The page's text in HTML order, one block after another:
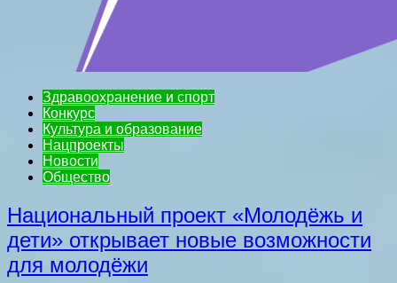
Здравоохранение и спорт
Конкурс
Культура и образование
Нацпроекты
Новости
Общество
Национальный проект «Молодёжь и
дети» открывает новые возможности
для молодёжи